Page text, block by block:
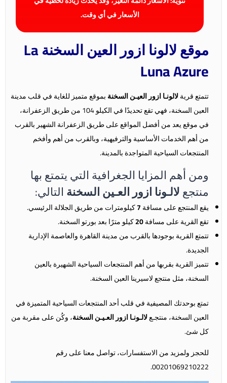
الأسعار في أي وقت.
موقع لالونا ازور العين السخنة La
Luna Azure
تتمتع قريةلالونـا ازور العيـن السخنةبموقع متميز للغاية في قلب مدينة
العين السخنة، فهي تقع تحديدًا في الكيلو 104 من طريق الزعفرانة،
في موقع يعد من أفضل المواقع على طريق الزعفرانة الشهير بالقرب
من أهم الخدمات الأساسية والترفيهية، وبالقرب من أهم وأفخم
المنتجعات السياحية المتواجدة بالمدينة.
ومن أهم المزايا الجغرافية التي يتمتع بها
منتجعلالـونا ازور العـين السخنةالتالي:
يقع المنتجع على مسافة7كيلومترات من طريق الجلالة الرئيسي.
تقع القرية على مسافة20كيلو مترًا بعد بورتو السخنة.
تتمتع القرية بوجودها بالقرب من مدينة القاهرة والعاصمة الإدارية
الجديدة.
تتميز القرية بقربها من أهم المنتجعات السياحية الشهيرة بالعين
السخنة، مثل منتجع لاسيرينا العين السخنة.
تمتع بوحدتك المصيفية في قلب أحد المنتجعات السياحية المتميزة في
العين السخنة، منتجـعلالـونـا ازور العـيـن السخنة، وكُن على مقربة من
كل شئ.
للحجز ولمزيد من الاستفسارات، تواصل معنا على رقم
00201069210222.